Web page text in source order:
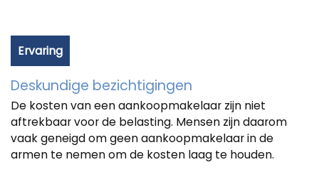
Ervaring
Deskundige bezichtigingen
De kosten van een aankoopmakelaar zijn niet
aftrekbaar voor de belasting. Mensen zijn daarom
vaak geneigd om geen aankoopmakelaar in de
armen te nemen om de kosten laag te houden.